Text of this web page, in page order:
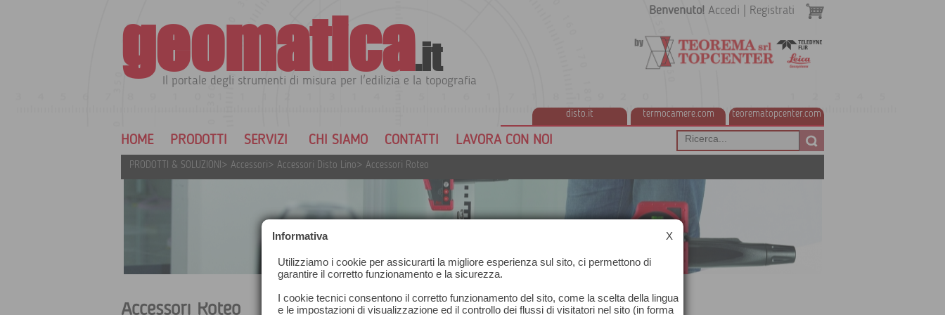
geomatica.it
Il portale degli strumenti di misura per l'edilizia e la topografia
disto.it termocamere.com teorematopcenter.com
Benvenuto! Accedi Registrati
HOME PRODOTTI SERVIZI CHI SIAMO CONTATTI LAVORA CON NOI
PRODOTTI & SOLUZIONI > Accessori > Accessori Disto Lino > Accessori Roteo
Accessori Roteo
Informativa X
Utilizziamo i cookie per assicurarti la migliore esperienza sul sito, ci permettono di
garantire il corretto funzionamento e la sicurezza.
I cookie tecnici consentono il corretto funzionamento del sito, come la scelta della lingua
e le impostazioni di visualizzazione ed il controllo dei flussi di visitatori nel sito (in forma